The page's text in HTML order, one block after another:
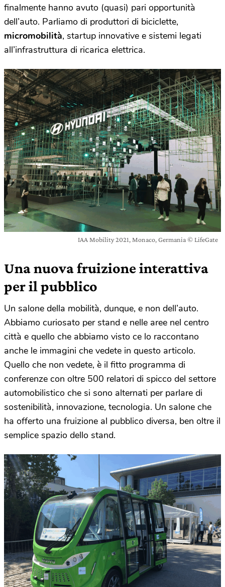
finalmente hanno avuto (quasi) pari opportunità
dell’auto. Parliamo di produttori di biciclette,
micromobilità, startup innovative e sistemi legati
all’infrastruttura di ricarica elettrica.
IAA Mobility 2021, Monaco, Germania © LifeGate
Una nuova fruizione interattiva
per il pubblico
Un salone della mobilità, dunque, e non dell’auto.
Abbiamo curiosato per stand e nelle aree nel centro
città e quello che abbiamo visto ce lo raccontano
anche le immagini che vedete in questo articolo.
Quello che non vedete, è il fitto programma di
conferenze con oltre 500 relatori di spicco del settore
automobilistico che si sono alternati per parlare di
sostenibilità, innovazione, tecnologia. Un salone che
ha offerto una fruizione al pubblico diversa, ben oltre il
semplice spazio dello stand.